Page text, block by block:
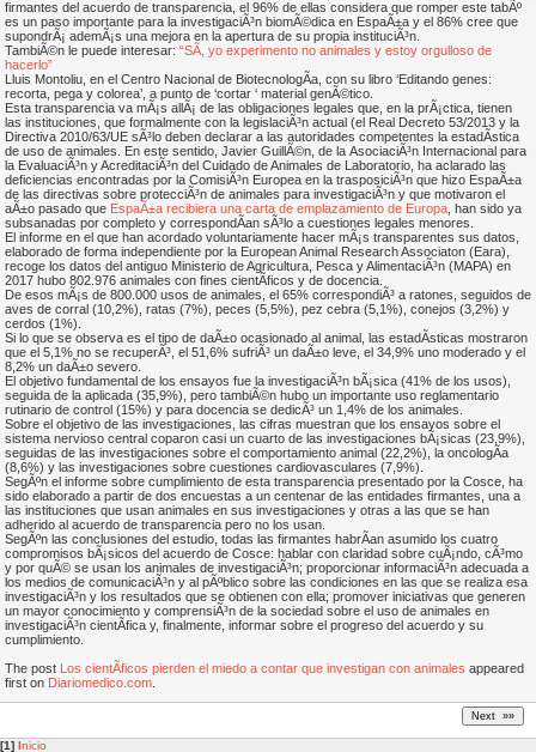
firmantes del acuerdo de transparencia, el 96% de ellas considera que romper este tabÃº
es un paso importante para la investigaciÃ³n biomÃ©dica en EspaÃ±a y el 86% cree que
supondrÃ¡ ademÃ¡s una mejora en la apertura de su propia instituciÃ³n.
TambiÃ©n le puede interesar: “SÃ­, yo experimento no animales y estoy orgulloso de
hacerlo”
Lluis Montoliu, en el Centro Nacional de BiotecnologÃ­a, con su libro ‘Editando genes:
recorta, pega y colorea’, a punto de ‘cortar ‘ material genÃ©tico.
Esta transparencia va mÃ¡s allÃ¡ de las obligaciones legales que, en la prÃ¡ctica, tienen
las instituciones, que formalmente con la legislaciÃ³n actual (el Real Decreto 53/2013 y la
Directiva 2010/63/UE sÃ³lo deben declarar a las autoridades competentes la estadÃ­stica
de uso de animales. En este sentido, Javier GuillÃ©n, de la AsociaciÃ³n Internacional para
la EvaluaciÃ³n y AcreditaciÃ³n del Cuidado de Animales de Laboratorio, ha aclarado las
deficiencias encontradas por la ComisiÃ³n Europea en la trasposiciÃ³n que hizo EspaÃ±a
de las directivas sobre protecciÃ³n de animales para investigaciÃ³n y que motivaron el
aÃ±o pasado que EspaÃ±a recibiera una carta de emplazamiento de Europa , han sido ya
subsanadas por completo y correspondÃ­an sÃ³lo a cuestiones legales menores.
El informe en el que han acordado voluntariamente hacer mÃ¡s transparentes sus datos,
elaborado de forma independiente por la European Animal Research Associaton (Eara),
recoge los datos del antiguo Ministerio de Agricultura, Pesca y AlimentaciÃ³n (MAPA) en
2017 hubo 802.976 animales con fines cientÃ­ficos y de docencia.
De esos mÃ¡s de 800.000 usos de animales, el 65% correspondiÃ³ a ratones, seguidos de
aves de corral (10,2%), ratas (7%), peces (5,5%), pez cebra (5,1%), conejos (3,2%) y
cerdos (1%).
Si lo que se observa es el tipo de daÃ±o ocasionado al animal, las estadÃ­sticas mostraron
que el 5,1% no se recuperÃ³, el 51,6% sufriÃ³ un daÃ±o leve, el 34,9% uno moderado y el
8,2% un daÃ±o severo.
El objetivo fundamental de los ensayos fue la investigaciÃ³n bÃ¡sica (41% de los usos),
seguida de la aplicada (35,9%), pero tambiÃ©n hubo un importante uso reglamentario
rutinario de control (15%) y para docencia se dedicÃ³ un 1,4% de los animales.
Sobre el objetivo de las investigaciones, las cifras muestran que los ensayos sobre el
sistema nervioso central coparon casi un cuarto de las investigaciones bÃ¡sicas (23,9%),
seguidas de las investigaciones sobre el comportamiento animal (22,2%), la oncologÃ­a
(8,6%) y las investigaciones sobre cuestiones cardiovasculares (7,9%).
SegÃºn el informe sobre cumplimiento de esta transparencia presentado por la Cosce, ha
sido elaborado a partir de dos encuestas a un centenar de las entidades firmantes, una a
las instituciones que usan animales en sus investigaciones y otras a las que se han
adherido al acuerdo de transparencia pero no los usan.
SegÃºn las conclusiones del estudio, todas las firmantes habrÃ­an asumido los cuatro
compromisos bÃ¡sicos del acuerdo de Cosce: hablar con claridad sobre cuÃ¡ndo, cÃ³mo
y por quÃ© se usan los animales de investigaciÃ³n; proporcionar informaciÃ³n adecuada a
los medios de comunicaciÃ³n y al pÃºblico sobre las condiciones en las que se realiza esa
investigaciÃ³n y los resultados que se obtienen con ella; promover iniciativas que generen
un mayor conocimiento y comprensiÃ³n de la sociedad sobre el uso de animales en
investigaciÃ³n cientÃ­fica y, finalmente, informar sobre el progreso del acuerdo y su
cumplimiento.
The post Los cientÃ­ficos pierden el miedo a contar que investigan con animales appeared
first on Diariomedico.com
[1] Inicio